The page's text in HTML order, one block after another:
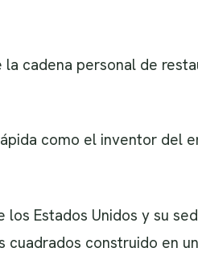
cadena personal de
como el inventor del
Estados Unidos y su
cuadrados construido en